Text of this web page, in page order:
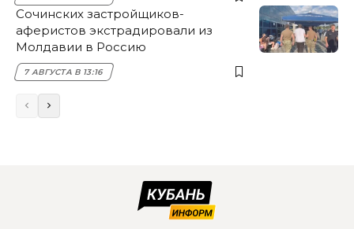
Сочинских застройщиков-
аферистов экстрадировали из
Молдавии в Россию
7 АВГУСТА В 13:16